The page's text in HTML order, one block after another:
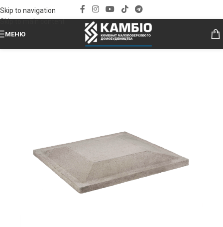
Skip to navigation
Skip to main content
МЕНЮ